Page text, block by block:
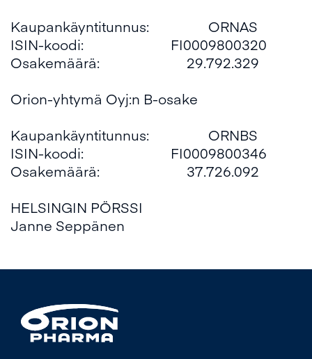
Kaupankäyntitunnus: ORNAS
ISIN-koodi: FI0009800320
Osakemäärä: 29.792.329
Orion-yhtymä Oyj:n B-osake
Kaupankäyntitunnus: ORNBS
ISIN-koodi: FI0009800346
Osakemäärä: 37.726.092
HELSINGIN PÖRSSI
Janne Seppänen